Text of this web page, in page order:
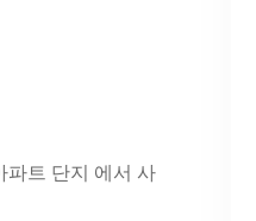
파트 단지 에서 사